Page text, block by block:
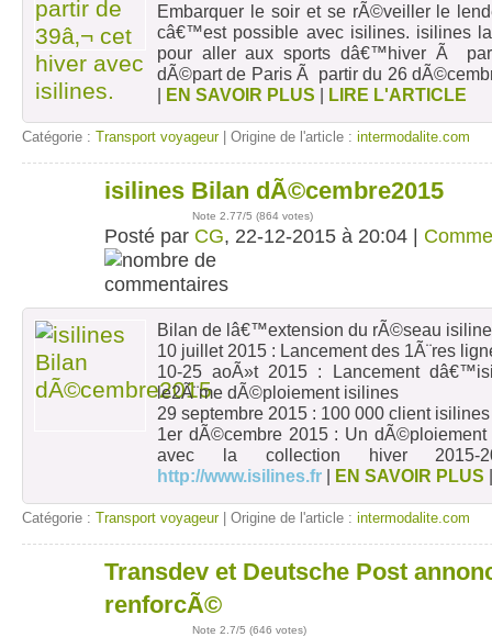
Embarquer le soir et se rÃ©veiller le
câ€™est possible avec isilines. isilines
pour aller aux sports dâ€™hiver Ã
dÃ©part de Paris Ã partir du 26
| EN SAVOIR PLUS | LIRE L'ARTICLE
Catégorie : Transport voyageur| Origine de l'article : intermodalite.com
isilines Bilan dÃ©cembre2015
Note 2.77/5 (864 votes)
Posté par CG, 22-12-2015 à 20:04 |
Bilan de lâ€™extension du rÃ©seau
10 juillet 2015 : Lancement des 1Ã¨res
10-25 aoÃ»t 2015 : Lancement
le2Ã¨me dÃ©ploiement isilines
29 septembre 2015 : 100 000 client isilines
1er dÃ©cembre 2015 : Un
avec la collection hiver 2015-
http://www.isilines.fr | EN SAVOIR PLUS
Catégorie : Transport voyageur| Origine de l'article : intermodalite.com
Transdev et Deutsche Post
renforcÃ©
Note 2.7/5 (646 votes)